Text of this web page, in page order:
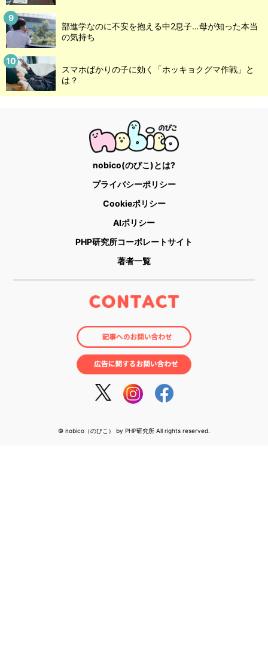
部進学なのに不安を抱える中2息子…母が知った本当
の気持ち
スマホばかりの子に効く「ホッキョクグマ作戦」と
は？
nobico(のびこ)とは?
プライバシーポリシー
Cookieポリシー
AIポリシー
PHP研究所コーポレートサイト
著者一覧
© nobico（のびこ） by PHP研究所 All rights reserved.